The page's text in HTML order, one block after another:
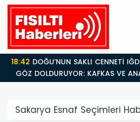
18:42
GÖZ DOLDURUYOR: KAFKAS VE
BULUŞMA
Sakarya Esnaf Seçimleri